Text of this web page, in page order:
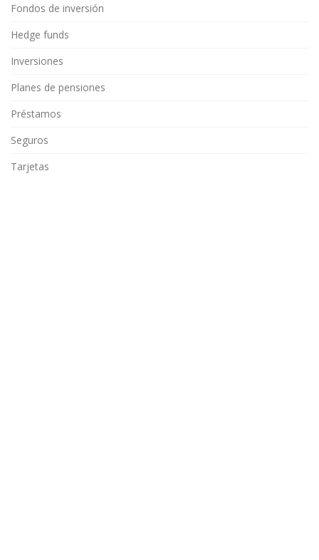
Fondos de inversión
Hedge funds
Inversiones
Planes de pensiones
Préstamos
Seguros
Tarjetas